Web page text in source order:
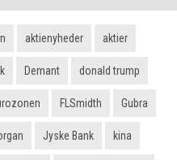
aktienyheder aktier
Demant donald trump
FLSmidth Gubra
Jyske Bank kina